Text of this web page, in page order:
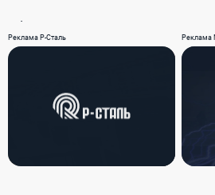
Реклама Р-Сталь Реклама